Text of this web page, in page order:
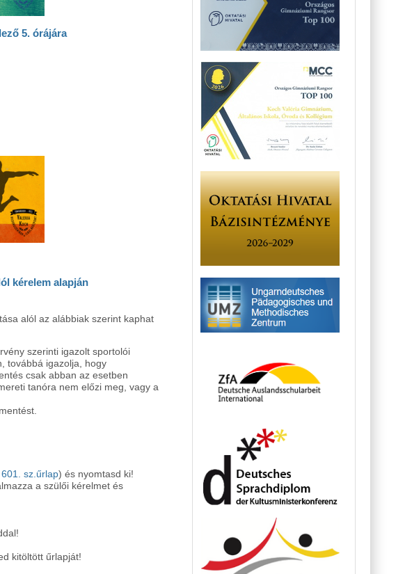
5. órájára
kérelem alapján
alól az alábbiak szerint kaphat
szerinti igazolt sportolói
továbbá igazolja, hogy
csak abban az esetben
tanóra nem előzi meg, vagy a
sz.űrlap) és nyomtasd ki!
a szülői kérelmet és
kitöltött űrlapját!